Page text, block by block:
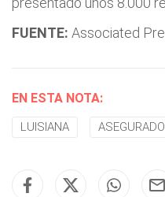
FUENTE: Associated
EN ESTA NOTA:
LUISIANA